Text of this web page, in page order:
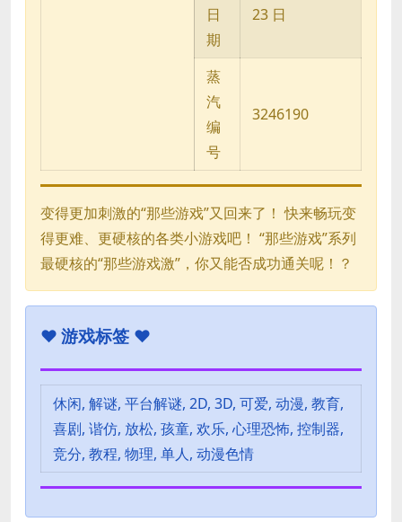
日
期
23 日
蒸
汽
编
号
3246190
变得更加刺激的“那些游戏”又回来了！ 快来畅玩变
得更难、更硬核的各类小游戏吧！ “那些游戏”系列
最硬核的“那些游戏激”，你又能否成功通关呢！？
♥ 游戏标签 ♥
休闲, 解谜, 平台解谜, 2D, 3D, 可爱, 动漫, 教育,
喜剧, 谐仿, 放松, 孩童, 欢乐, 心理恐怖, 控制器,
竞分, 教程, 物理, 单人, 动漫色情